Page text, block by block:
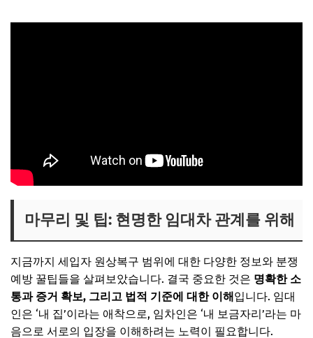
마무리 및 팁: 현명한 임대차 관계를 위해
지금까지 세입자 원상복구 범위에 대한 다양한 정보와 분쟁
예방 꿀팁들을 살펴보았습니다. 결국 중요한 것은 명확한 소
통과 증거 확보, 그리고 법적 기준에 대한 이해 입니다. 임대
인은 ‘내 집’이라는 애착으로, 임차인은 ‘내 보금자리’라는 마
음으로 서로의 입장을 이해하려는 노력이 필요합니다.